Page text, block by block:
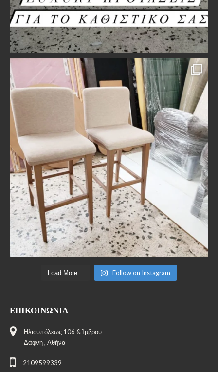
Load More... Follow on Instagram
ΕΠΙΚΟΙΝΩΝΊΑ
Ηλιουπόλεως 106 & Ίμβρου
Δάφνη , Αθήνα
2109599339